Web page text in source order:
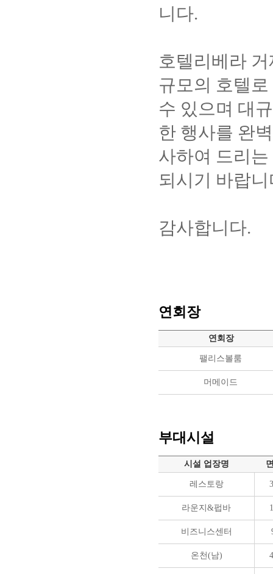
니다.
호텔리베라
규모의 호텔
수 있으며 대
한 행사를 완
사하여 드리
되시기 바랍니
감사합니다.
연회장
연회장
팰리스볼룸
머메이드
부대시설
시설 업장명
레스토랑
라운지&펍바
비즈니스센터
온천(남)